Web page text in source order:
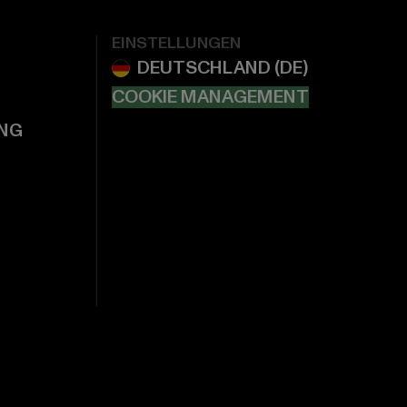
EINSTELLUNGEN
COOKIE MANAGEMENT